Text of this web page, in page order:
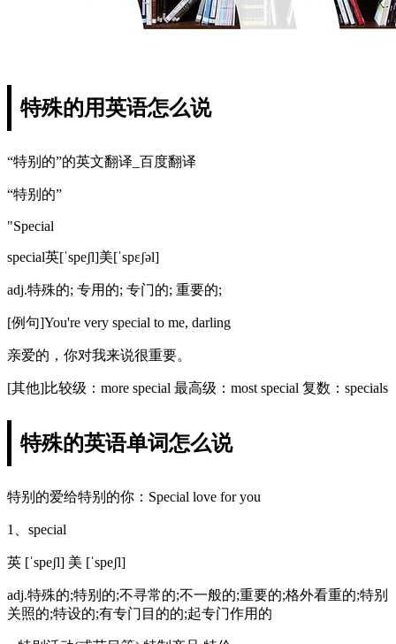
特殊的用英语怎么说
“特别的”的英文翻译_百度翻译
“特别的”
"Special
special英[ˈspeʃl]美[ˈspɛʃəl]
adj.特殊的; 专用的; 专门的; 重要的;
[例句]You're very special to me, darling
亲爱的，你对我来说很重要。
[其他]比较级：more special 最高级：most special 复数：specials
特殊的英语单词怎么说
特别的爱给特别的你：Special love for you
1、special
英 [ˈspeʃl] 美 [ˈspeʃl]
adj.特殊的;特别的;不寻常的;不一般的;重要的;格外看重的;特别
关照的;特设的;有专门目的的;起专门作用的